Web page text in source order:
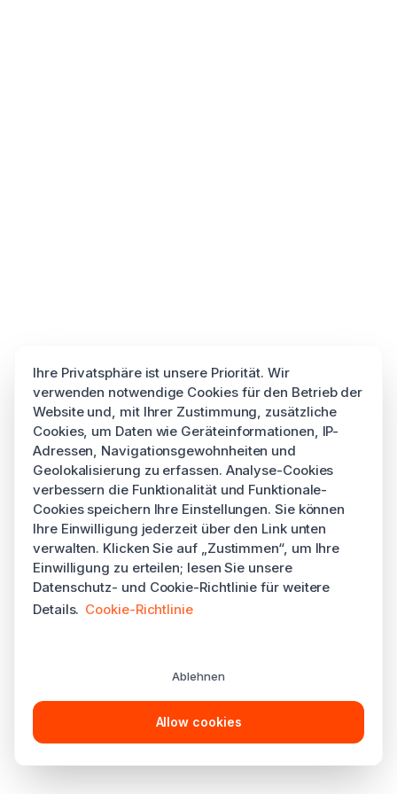
Ihre Privatsphäre ist unsere Priorität. Wir
verwenden notwendige Cookies für den Betrieb der
Website und, mit Ihrer Zustimmung, zusätzliche
Cookies, um Daten wie Geräteinformationen, IP-
Adressen, Navigationsgewohnheiten und
Geolokalisierung zu erfassen. Analyse-Cookies
verbessern die Funktionalität und Funktionale-
Cookies speichern Ihre Einstellungen. Sie können
Ihre Einwilligung jederzeit über den Link unten
verwalten. Klicken Sie auf „Zustimmen“, um Ihre
Einwilligung zu erteilen; lesen Sie unsere
Datenschutz- und Cookie-Richtlinie für weitere
Details. Cookie-Richtlinie
Ablehnen
Allow cookies